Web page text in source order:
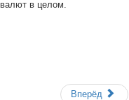
в целом.
Вперёд